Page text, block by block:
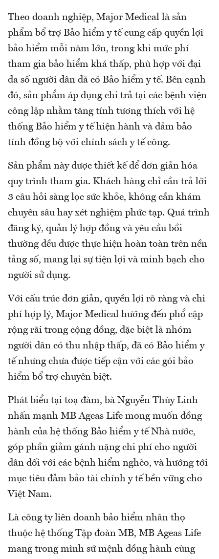
Theo doanh nghiệp, Major Medical là sản
phẩm bổ trợ Bảo hiểm y tế cung cấp quyền lợi
bảo hiểm mỗi năm lớn, trong khi mức phí
tham gia bảo hiểm khá thấp, phù hợp với đại
đa số người dân đã có Bảo hiểm y tế. Bên cạnh
đó, sản phẩm áp dụng chi trả tại các bệnh viện
công lập nhằm tăng tính tương thích với hệ
thống Bảo hiểm y tế hiện hành và đảm bảo
tính đồng bộ với chính sách y tế công.
Sản phẩm này được thiết kế để đơn giản hóa
quy trình tham gia. Khách hàng chỉ cần trả lời
3 câu hỏi sàng lọc sức khỏe, không cần khám
chuyên sâu hay xét nghiệm phức tạp. Quá trình
đăng ký, quản lý hợp đồng và yêu cầu bồi
thường đều được thực hiện hoàn toàn trên nền
tảng số, mang lại sự tiện lợi và minh bạch cho
người sử dụng.
Với cấu trúc đơn giản, quyền lợi rõ ràng và chi
phí hợp lý, Major Medical hướng đến phổ cập
rộng rãi trong cộng đồng, đặc biệt là nhóm
người dân có thu nhập thấp, đã có Bảo hiểm y
tế nhưng chưa được tiếp cận với các gói bảo
hiểm bổ trợ chuyên biệt.
Phát biểu tại toạ đàm, bà Nguyễn Thùy Linh
nhấn mạnh MB Ageas Life mong muốn đồng
hành của hệ thống Bảo hiểm y tế Nhà nước,
góp phần giảm gánh nặng chi phí cho người
dân đối với các bệnh hiểm nghèo, và hướng tới
mục tiêu đảm bảo tài chính y tế bền vững cho
Việt Nam.
Là công ty liên doanh bảo hiểm nhân thọ
thuộc hệ thống Tập đoàn MB, MB Ageas Life
mang trong mình sứ mệnh đồng hành cùng